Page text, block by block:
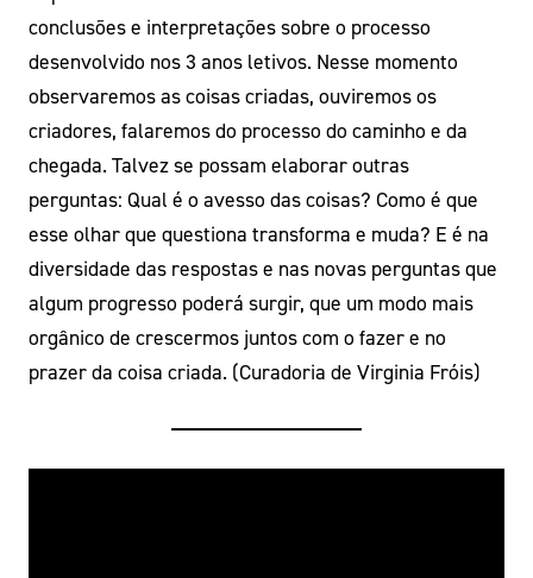
conclusões e interpretações sobre o processo
desenvolvido nos 3 anos letivos. Nesse momento
observaremos as coisas criadas, ouviremos os
criadores, falaremos do processo do caminho e da
chegada. Talvez se possam elaborar outras
perguntas: Qual é o avesso das coisas? Como é que
esse olhar que questiona transforma e muda? E é na
diversidade das respostas e nas novas perguntas que
algum progresso poderá surgir, que um modo mais
orgânico de crescermos juntos com o fazer e no
prazer da coisa criada. (Curadoria de Virginia Fróis)